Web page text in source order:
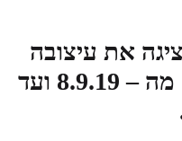
את עיצובה
בסניף הדגל בבני ברק מה – 8.9.19 ועד